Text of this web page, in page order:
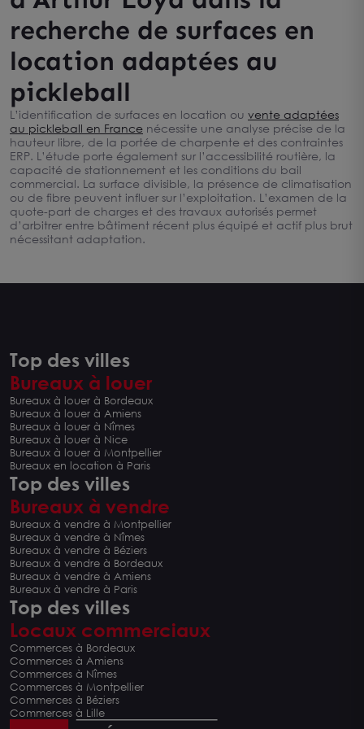
recherche de surfaces en
location adaptées au
pickleball
L’identification de surfaces en location ou vente adaptées
au pickleball en France nécessite une analyse précise de la
hauteur libre, de la portée de charpente et des contraintes
ERP. L’étude porte également sur l’accessibilité routière, la
capacité de stationnement et les conditions du bail
commercial. La surface divisible, la présence de climatisation
ou de fibre peuvent influer sur l’exploitation. L’examen de la
quote-part de charges et des travaux autorisés permet
d’arbitrer entre bâtiment récent plus équipé et actif plus brut
nécessitant adaptation.
Top des villes
Bureaux à louer
Bureaux à louer à Bordeaux
Bureaux à louer à Amiens
Bureaux à louer à Nîmes
Bureaux à louer à Nice
Bureaux à louer à Montpellier
Bureaux en location à Paris
Top des villes
Bureaux à vendre
Bureaux à vendre à Montpellier
Bureaux à vendre à Nîmes
Bureaux à vendre à Béziers
Bureaux à vendre à Bordeaux
Bureaux à vendre à Amiens
Bureaux à vendre à Paris
Top des villes
Locaux commerciaux
Commerces à Bordeaux
Commerces à Amiens
Commerces à Nîmes
Commerces à Montpellier
Commerces à Béziers
Commerces à Lille